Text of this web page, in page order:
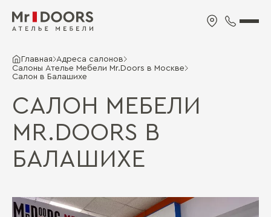
Главная Адреса салонов
Салоны Ателье Мебели Mr.Doors в Москве
Салон в Балашихе
САЛОН МЕБЕЛИ
MR.DOORS В
БАЛАШИХЕ